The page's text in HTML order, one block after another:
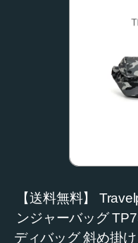
【送料無料】
ンジャーバッグ
ディバッグ 斜め掛